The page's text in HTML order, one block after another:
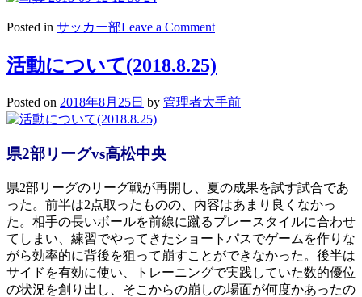
Posted in サッカー部Leave a Commenton
に
い
活動について(2018.8.25)
Posted on 2018年8月25日 by 管理者大手前
県2部リーグvs高松中央
県2部リーグのリーグ戦が再開し、夏の成果を試す試合であ
った。前半は2点取ったものの、内容はあまり良くなかっ
た。相手の長いボールを前線に蹴るプレースタイルに合わせ
てしまい、練習でやってきたショートパスでゲームを作りな
がら効率的に背後を狙って崩すことができなかった。後半は
サイドを有効に使い、トレーニングで実践していた数的優位
の状況を創り出し、そこからの崩しの場面が何度かあったの